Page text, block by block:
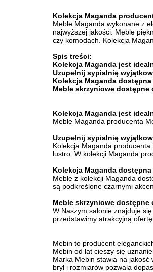
Kolekcja Maganda
Meble Maganda wykonane z
najwyższej jakości. Meble
czy komodach. Kolekcja
Spis treści:
Kolekcja Maganda jest
Uzupełnij sypialnię
Kolekcja Maganda
Meble skrzyniowe dostępne
Kolekcja Maganda jest
Meble Maganda producenta
Uzupełnij sypialnię
Kolekcja Maganda
lustro. W kolekcji Maganda
Kolekcja Maganda
Meble z kolekcji Maganda
są podkreślone czarnymi
Meble skrzyniowe dostępne
W Naszym salonie znajduje
przedstawimy atrakcyjną
Mebin to producent
Mebin od lat cieszy się
Marka Mebin stawia na jakość
brył i rozmiarów pozwala